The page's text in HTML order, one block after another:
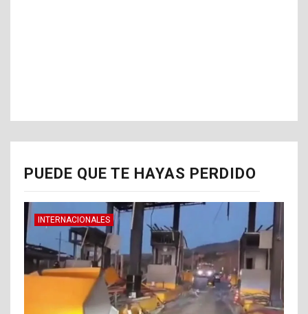
PUEDE QUE TE HAYAS PERDIDO
INTERNACIONALES